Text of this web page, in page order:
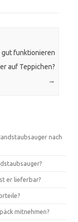
gut funktionieren
auf Teppichen?
→
nach
er lieferbar?
mitnehmen?